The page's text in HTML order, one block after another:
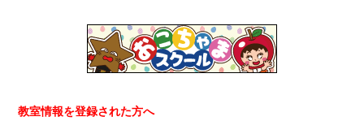
教室情報を登録された方へ